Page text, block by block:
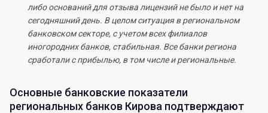
либо оснований для отзыва лицензий не было и нет на
сегодняшний день. В целом ситуация в региональном
банковском секторе, с учетом всех филиалов
иногородних банков, стабильная. Все банки региона
сработали с прибылью, в том числе и региональные.
Основные банковские показатели
региональных банков Кирова подтверждают